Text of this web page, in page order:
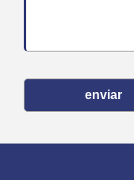
enviar